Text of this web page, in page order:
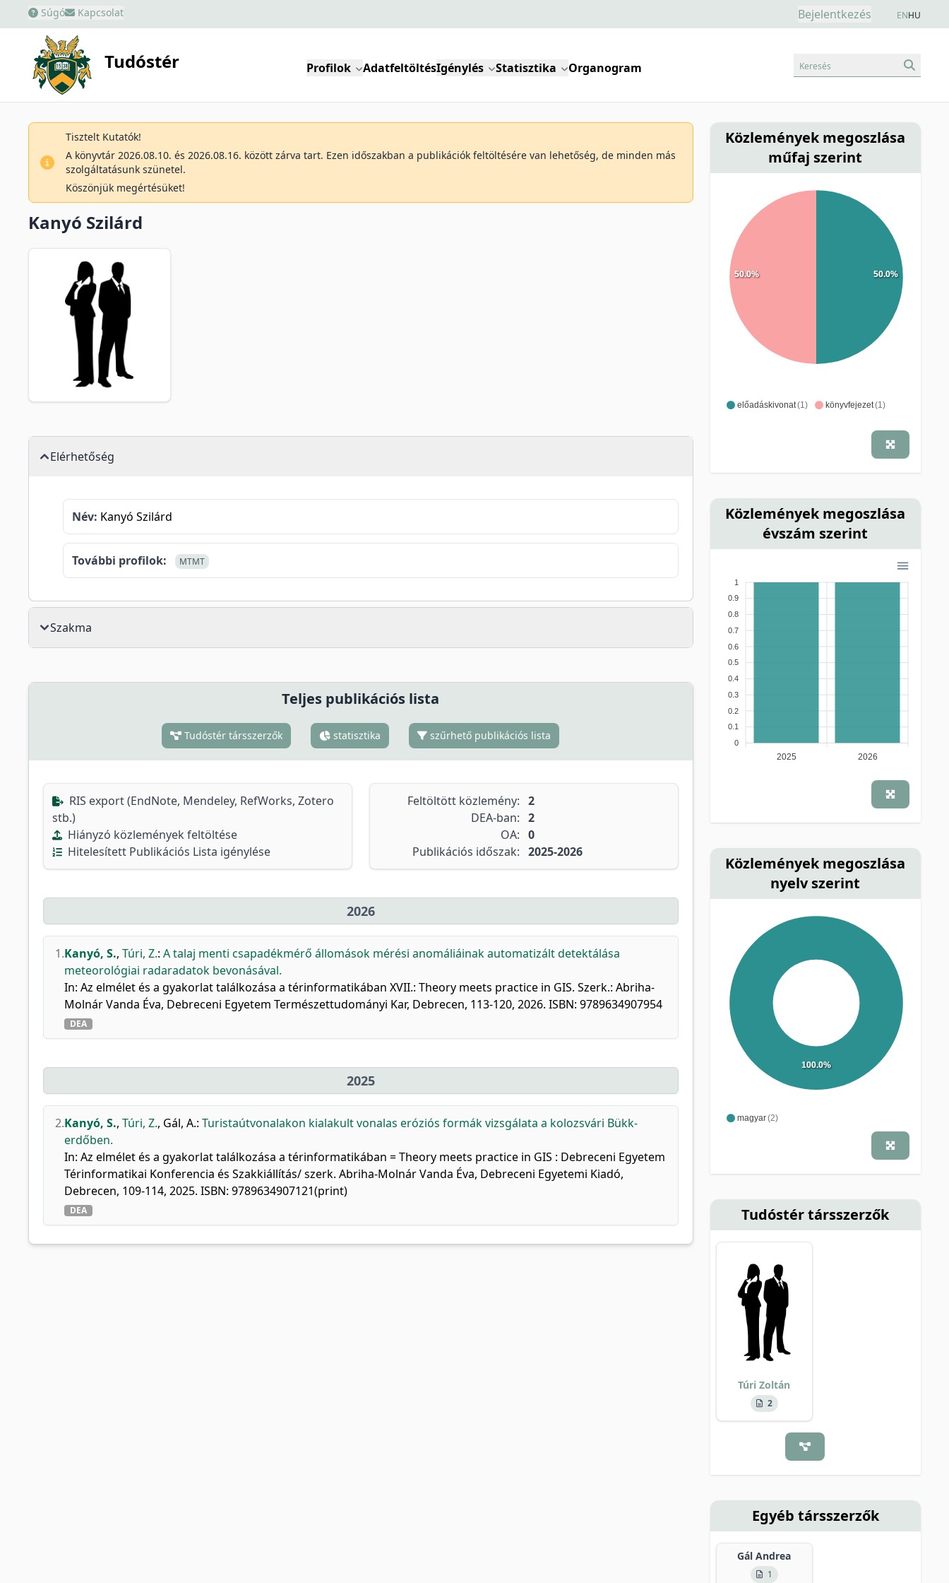
Súgó Kapcsolat Bejelentkezés ENHU
Tudóstér Profilok AdatfeltöltésIgénylés Statisztika Organogram Keresés
Tisztelt Kutatók!
A könyvtár 2026.08.10. és 2026.08.16. között zárva tart. Ezen időszakban a publikációk feltöltésére van lehetőség, de minden más
szolgáltatásunk szünetel.
Köszönjük megértésüket!
Kanyó Szilárd
Elérhetőség
Név: Kanyó Szilárd
További profilok: MTMT
Szakma
Teljes publikációs lista
Tudóstér társszerzők statisztika szűrhető publikációs lista
RIS export (EndNote, Mendeley, RefWorks, Zotero
stb.)
Hiányzó közlemények feltöltése
Hitelesített Publikációs Lista igénylése
Feltöltött közlemény: 2
DEA-ban: 2
OA: 0
Publikációs időszak: 2025-2026
2026
1.Kanyó, S., Túri, Z.: A talaj menti csapadékmérő állomások mérési anomáliáinak automatizált detektálása
meteorológiai radaradatok bevonásával.
In: Az elmélet és a gyakorlat találkozása a térinformatikában XVII.: Theory meets practice in GIS. Szerk.: Abriha-
Molnár Vanda Éva, Debreceni Egyetem Természettudományi Kar, Debrecen, 113-120, 2026. ISBN: 9789634907954
DEA
2025
2.Kanyó, S., Túri, Z., Gál, A.: Turistaútvonalakon kialakult vonalas eróziós formák vizsgálata a kolozsvári Bükk-
erdőben.
In: Az elmélet és a gyakorlat találkozása a térinformatikában = Theory meets practice in GIS : Debreceni Egyetem
Térinformatikai Konferencia és Szakkiállítás/ szerk. Abriha-Molnár Vanda Éva, Debreceni Egyetemi Kiadó,
Debrecen, 109-114, 2025. ISBN: 9789634907121(print)
DEA
Közlemények megoszlása
műfaj szerint
előadáskivonat(1) könyvfejezet(1)
50.0%
50.0%
Közlemények megoszlása
évszám szerint
1
0.9
0.8
0.7
0.6
0.5
0.4
0.3
0.2
0.1
0
2025 2026
Közlemények megoszlása
nyelv szerint
magyar(2)
100.0%
Tudóstér társszerzők
Túri Zoltán
2
Egyéb társszerzők
Gál Andrea
1